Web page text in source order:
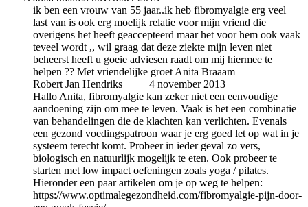
ik ben een vrouw van 55 jaar..ik heb fibromyalgie erg veel
last van is ook erg moelijk relatie voor mijn vriend die
overigens het heeft geaccepteerd maar het voor hem ook vaak
teveel wordt ,, wil graag dat deze ziekte mijn leven niet
beheerst heeft u goeie adviesen raadt om mij hiermee te
helpen ?? Met vriendelijke groet Anita Braaam
Robert Jan Hendriks
4 november 2013
Hallo Anita, fibromyalgie kan zeker niet een eenvoudige
aandoening zijn om mee te leven. Vaak is het een combinatie
van behandelingen die de klachten kan verlichten. Evenals
een gezond voedingspatroon waar je erg goed let op wat in je
systeem terecht komt. Probeer in ieder geval zo vers,
biologisch en natuurlijk mogelijk te eten. Ook probeer te
starten met low impact oefeningen zoals yoga / pilates.
Hieronder een paar artikelen om je op weg te helpen:
https://www.optimalegezondheid.com/fibromyalgie-pijn-door-